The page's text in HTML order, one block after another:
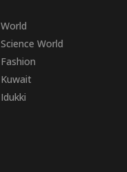
World
Science World
Fashion
Kuwait
Idukki